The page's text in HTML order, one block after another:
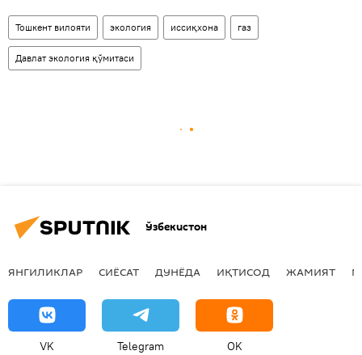
Тошкент вилояти экология иссиқхона газ
Давлат экология қўмитаси
Ўзбекистон
ЯНГИЛИКЛАР СИЁСАТ ДУНЁДА ИҚТИСОД ЖАМИЯТ
VK Telegram OK